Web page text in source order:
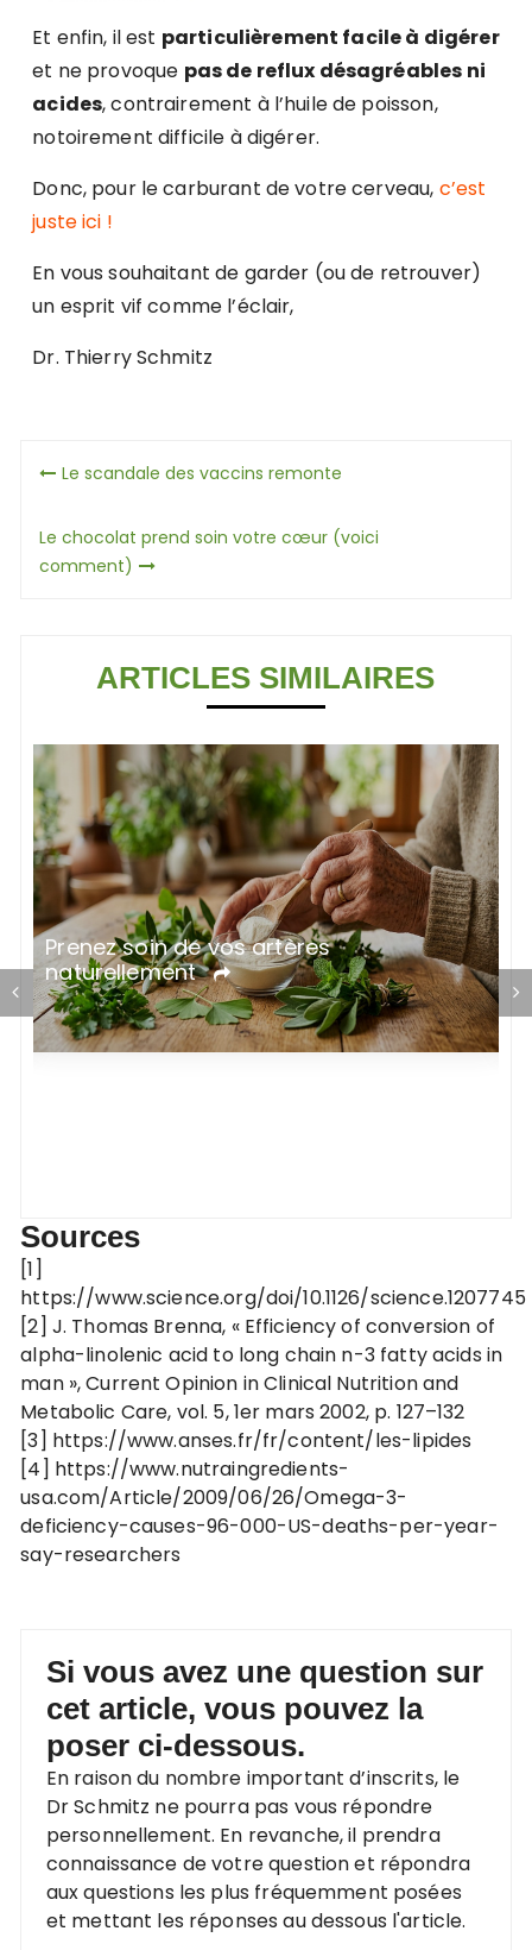
Et enfin, il est particulièrement facile à digérer
et ne provoque pas de reflux désagréables ni
acides, contrairement à l’huile de poisson,
notoirement difficile à digérer.
Donc, pour le carburant de votre cerveau, c’est
juste ici !
En vous souhaitant de garder (ou de retrouver)
un esprit vif comme l’éclair,
Dr. Thierry Schmitz
Navigation
l’article
Le scandale des vaccins remonte
Le chocolat prend soin votre cœur (voici
comment)
ARTICLES SIMILAIRES
Prenez soin de vos artères
naturellement
Sources
[1]
https://www.science.org/doi/10.1126/science.1207745
[2] J. Thomas Brenna, « Efficiency of conversion of
alpha-linolenic acid to long chain n-3 fatty acids in
man », Current Opinion in Clinical Nutrition and
Metabolic Care, vol. 5,‎ 1er mars 2002, p. 127–132
[3] https://www.anses.fr/fr/content/les-lipides
[4] https://www.nutraingredients-
usa.com/Article/2009/06/26/Omega-3-
deficiency-causes-96-000-US-deaths-per-year-
say-researchers
Si vous avez une question sur
cet article, vous pouvez la
poser ci-dessous.
En raison du nombre important d’inscrits, le
Dr Schmitz ne pourra pas vous répondre
personnellement. En revanche, il prendra
connaissance de votre question et répondra
aux questions les plus fréquemment posées
et mettant les réponses au dessous l'article.